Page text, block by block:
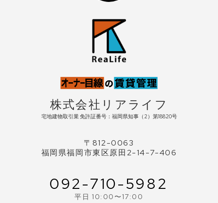
株式会社リアライフ
宅地建物取引業 免許証番号：福岡県知事（2）第18820号
〒812-0063
福岡県福岡市東区原田2-14-7-406
092-710-5982
平日 10:00〜17:00